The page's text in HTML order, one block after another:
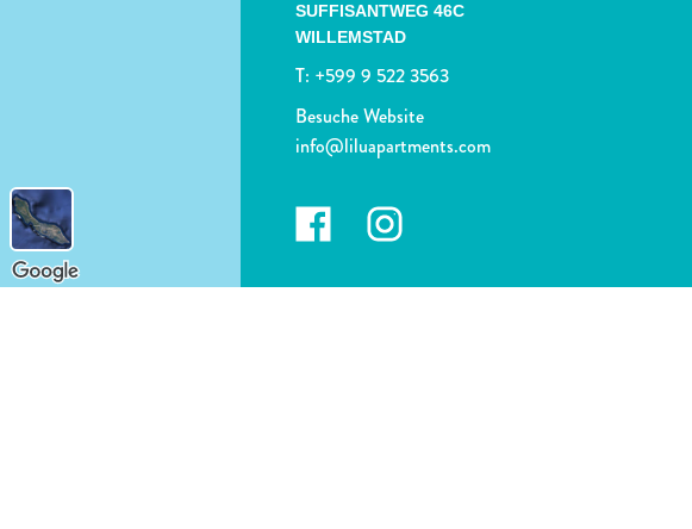
SUFFISANTWEG 46C
WILLEMSTAD
T: +599 9 522 3563
Besuche Website
info@liluapartments.com